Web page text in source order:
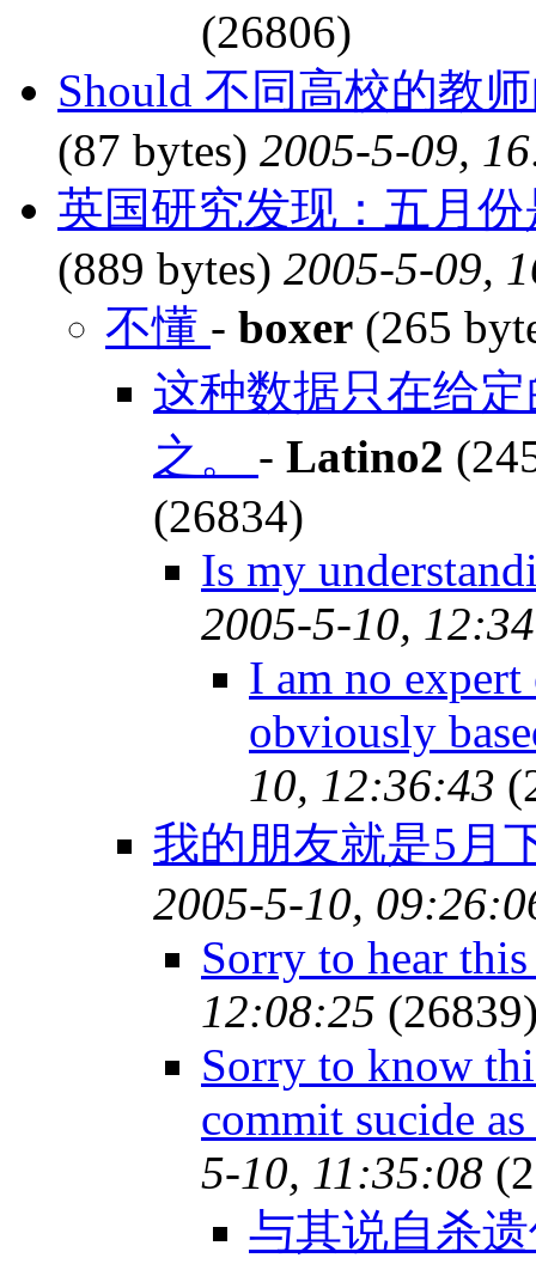
(26806)
Should 不同高校的教
(87 bytes) 2005-5-09,
英国研究发现：五月
(889 bytes) 2005-5-09,
不懂 - boxer (265
这种数据只在给
之。 - Latino2
(26834)
Is my
2005-5-10,
I am no
obviously
10, 12:36:43
我的朋友就是5月
2005-5-10,
Sorry to hear
12:08:25
Sorry to know
commit sucide
5-10, 11:35:08
与其说自杀